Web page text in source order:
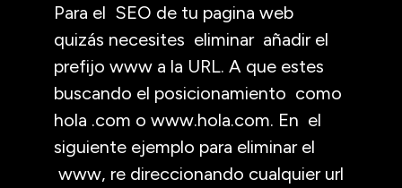
Para el SEO de tu pagina web
quizás necesites eliminar añadir el
prefijo www a la URL. A que estes
buscando el posicionamiento como
hola .com o www.hola.com. En el
siguiente ejemplo para eliminar el
www, re direccionando cualquier url